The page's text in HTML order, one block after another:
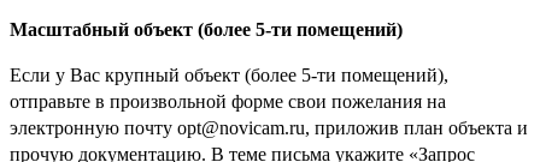
Масштабный объект (более 5-ти помещений)
Если у Вас крупный объект (более 5-ти помещений),
отправьте в произвольной форме свои пожелания на
электронную почту opt@novicam.ru, приложив план объекта и
прочую документацию. В теме письма укажите «Запрос